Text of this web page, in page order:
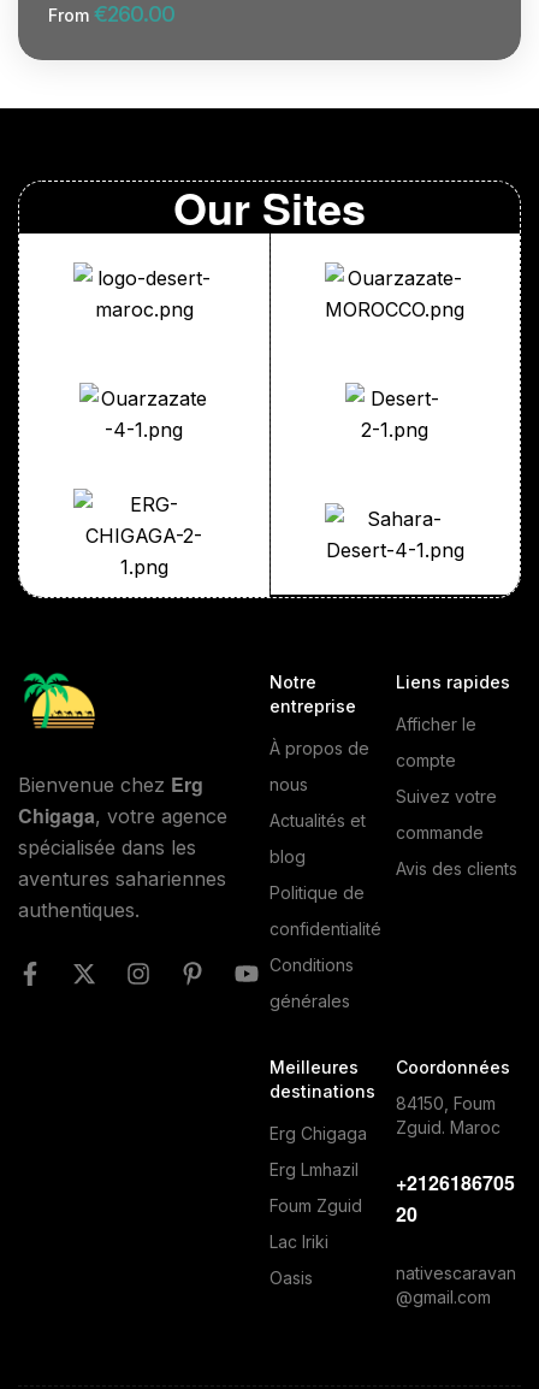
From €260.00
Our Sites
Bienvenue chez Erg
Chigaga, votre agence
spécialisée dans les
aventures sahariennes
authentiques.
Notre
entreprise
À propos de
nous
Actualités et
blog
Politique de
confidentialité
Conditions
générales
Liens rapides
Afficher le
compte
Suivez votre
commande
Avis des clients
Meilleures
destinations
Erg Chigaga
Erg Lmhazil
Foum Zguid
Lac Iriki
Oasis
Coordonnées
84150, Foum
Zguid. Maroc
+2126186705
20
nativescaravan
@gmail.com